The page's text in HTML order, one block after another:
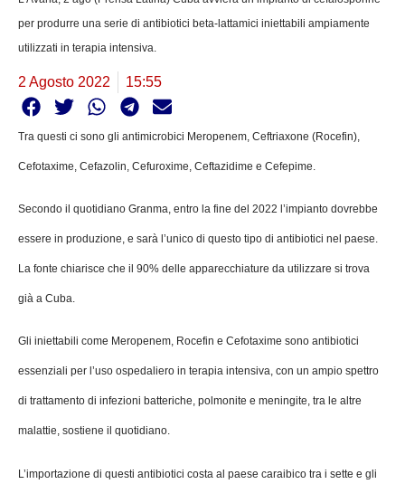
per produrre una serie di antibiotici beta-lattamici iniettabili ampiamente
utilizzati in terapia intensiva.
2 Agosto 2022 15:55
Tra questi ci sono gli antimicrobici Meropenem, Ceftriaxone (Rocefin),
Cefotaxime, Cefazolin, Cefuroxime, Ceftazidime e Cefepime.
Secondo il quotidiano Granma, entro la fine del 2022 l’impianto dovrebbe
essere in produzione, e sarà l’unico di questo tipo di antibiotici nel paese.
La fonte chiarisce che il 90% delle apparecchiature da utilizzare si trova
già a Cuba.
Gli iniettabili come Meropenem, Rocefin e Cefotaxime sono antibiotici
essenziali per l’uso ospedaliero in terapia intensiva, con un ampio spettro
di trattamento di infezioni batteriche, polmonite e meningite, tra le altre
malattie, sostiene il quotidiano.
L’importazione di questi antibiotici costa al paese caraibico tra i sette e gli